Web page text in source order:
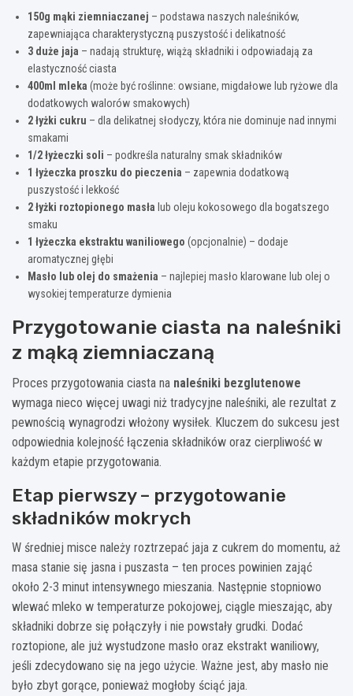
150g mąki ziemniaczanej – podstawa naszych naleśników,
zapewniająca charakterystyczną puszystość i delikatność
3 duże jaja – nadają strukturę, wiążą składniki i odpowiadają za
elastyczność ciasta
400ml mleka (może być roślinne: owsiane, migdałowe lub ryżowe dla
dodatkowych walorów smakowych)
2 łyżki cukru – dla delikatnej słodyczy, która nie dominuje nad innymi
smakami
1/2 łyżeczki soli – podkreśla naturalny smak składników
1 łyżeczka proszku do pieczenia – zapewnia dodatkową
puszystość i lekkość
2 łyżki roztopionego masła lub oleju kokosowego dla bogatszego
smaku
1 łyżeczka ekstraktu waniliowego (opcjonalnie) – dodaje
aromatycznej głębi
Masło lub olej do smażenia – najlepiej masło klarowane lub olej o
wysokiej temperaturze dymienia
Przygotowanie ciasta na naleśniki
z mąką ziemniaczaną
Proces przygotowania ciasta na naleśniki bezglutenowe
wymaga nieco więcej uwagi niż tradycyjne naleśniki, ale rezultat z
pewnością wynagrodzi włożony wysiłek. Kluczem do sukcesu jest
odpowiednia kolejność łączenia składników oraz cierpliwość w
każdym etapie przygotowania.
Etap pierwszy – przygotowanie
składników mokrych
W średniej misce należy roztrzepać jaja z cukrem do momentu, aż
masa stanie się jasna i puszasta – ten proces powinien zająć
około 2-3 minut intensywnego mieszania. Następnie stopniowo
wlewać mleko w temperaturze pokojowej, ciągle mieszając, aby
składniki dobrze się połączyły i nie powstały grudki. Dodać
roztopione, ale już wystudzone masło oraz ekstrakt waniliowy,
jeśli zdecydowano się na jego użycie. Ważne jest, aby masło nie
było zbyt gorące, ponieważ mogłoby ściąć jaja.